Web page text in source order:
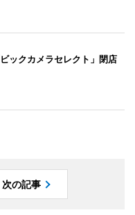
ックカメラセレクト」閉店
次の記事